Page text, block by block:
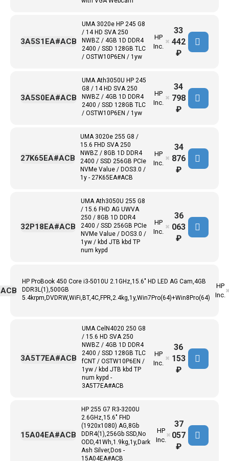
UMA 3020e HP 245 G8
/ 14 HD SVA 250
NWBZ / 4GB 1D DDR4
2400 / SSD 128GB TLC
/ OSTW10P6EN / 1yw
HP
Inc.
3A5S1EA#ACB ✖
33
442
₽
UMA Ath3050U HP 245
G8 / 14 HD SVA 250
NWBZ / 4GB 1D DDR4
2400 / SSD 128GB TLC
/ OSTW10P6EN / 1yw
HP
Inc.
3A5S0EA#ACB ✖
34
798
₽
UMA 3020e 255 G8 /
15.6 FHD SVA 250
NWBZ / 8GB 1D DDR4
2400 / SSD 256GB PCIe
NVMe Value / DOS3.0 /
1y - 27K65EA#ACB
HP
Inc.
27K65EA#ACB ✖
34
876
₽
UMA Ath3050U 255 G8
/ 15.6 FHD AG UWVA
250 / 8GB 1D DDR4
2400 / SSD 256GB PCIe
NVMe Value / DOS3.0 /
1yw / kbd JTB kbd TP
num kypd
HP
Inc.
32P18EA#ACB ✖
36
063
₽
HP ProBook 450 Core i3-5010U 2.1GHz,15.6" HD LED AG Cam,4GB
DDR3L(1),500GB
5.4krpm,DVDRW,WiFi,BT,4C,FPR,2.4kg,1y,Win7Pro(64)+Win8Pro(64)
HP
Inc.
UMA CelN4020 250 G8
/ 15.6 HD SVA 250
NWBZ / 4GB 1D DDR4
2400 / SSD 128GB TLC
fCNT / OSTW10P6EN /
1yw / kbd JTB kbd TP
num kypd -
3A5T7EA#ACB
HP
Inc.
3A5T7EA#ACB ✖
36
153
₽
HP 255 G7 R3-3200U
2.6GHz,15.6" FHD
(1920x1080) AG,8Gb
DDR4(1),256Gb SSD,No
ODD,41Wh,1.9kg,1y,Dark
Ash Silver,Dos -
15A04EA#ACB
HP
Inc.
15A04EA#ACB ✖
37
057
₽